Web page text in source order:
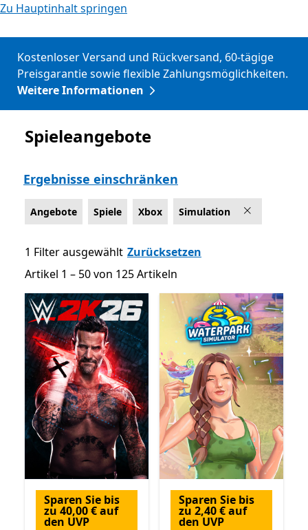
Zu Hauptinhalt springen
Kostenloser Versand und Rückversand, 60-tägige
Preisgarantie sowie flexible Zahlungsmöglichkeiten.
Weitere Informationen
Angebote
Spieleangebote
Ergebnisse einschränken
Angebote Spiele Xbox Simulation
1 Filter ausgewählt Zurücksetzen
Artikel 1 – 50 von 125 Artikeln
Artikel 1 – 50 von 125 Artikeln
Sparen Sie bis
zu 40,00 € auf
den UVP
Sparen Sie bis
zu 2,40 € auf
den UVP